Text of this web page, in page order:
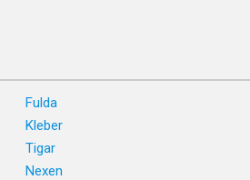
Fulda
Kleber
Tigar
Nexen